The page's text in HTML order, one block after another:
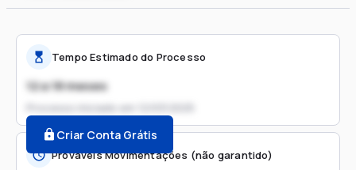
Tempo Estimado do Processo
12 a 18 meses
Processo iniciado em
Criar Conta Grátis
Prováveis Movimentações (não garantido)